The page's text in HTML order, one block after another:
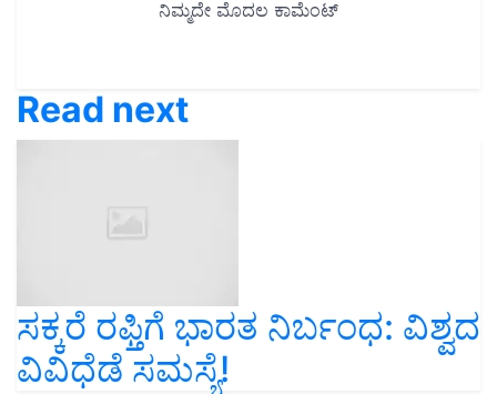
Read next
ಸಕ್ಕರೆ ರಫ್ತಿಗೆ ಭಾರತ ನಿರ್ಬಂಧ: ವಿಶ್ವದ
ವಿವಿಧೆಡೆ ಸಮಸ್ಯೆ!